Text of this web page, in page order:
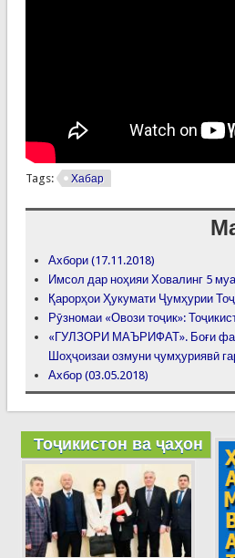
Tags: Хабар
Ахбори (17.11.2018)
Имсол дар ноҳияи Ховалинг 5
Қарорҳои Ҳукумати Ҷумҳурии
Рӯзномаи «Овози тоҷик»:
«ГУЛЗОРИ МАЪРИФАТ». Боғи
Шоҳҷоизаи озмуни ҷумҳуриявӣ
Ахбор (03.05.2018)
Тоҷикистон ва ҷаҳон